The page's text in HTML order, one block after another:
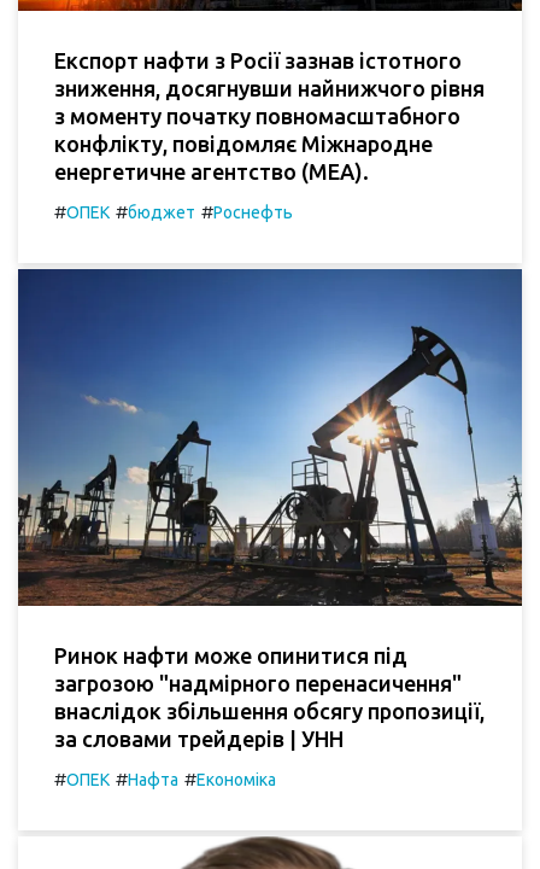
Експорт нафти з Росії зазнав істотного
зниження, досягнувши найнижчого рівня
з моменту початку повномасштабного
конфлікту, повідомляє Міжнародне
енергетичне агентство (МЕА).
#ОПЕК #бюджет #Роснефть
Ринок нафти може опинитися під
загрозою "надмірного перенасичення"
внаслідок збільшення обсягу пропозиції,
за словами трейдерів | УНН
#ОПЕК #Нафта #Економіка